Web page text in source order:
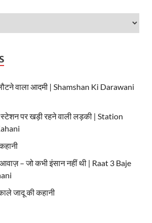
वाला आदमी | Shamshan Ki Darawani
स्टेशन पर खड़ी रहने वाली लड़की | Station
– जो कभी इंसान नहीं थी | Raat 3 Baje
जादू की कहानी